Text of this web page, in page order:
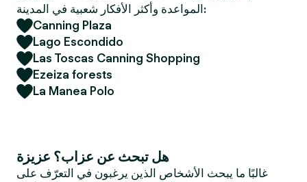
المواعدة وأكثر الأفكار شعبية في المدينة:
Canning Plaza
Lago Escondido
Las Toscas Canning Shopping
Ezeiza forests
La Manea Polo
هل تبحث عن عزاب؟ عزيزة
غالبًا ما يبحث الأشخاص الذين يرغبون في التعرّف على